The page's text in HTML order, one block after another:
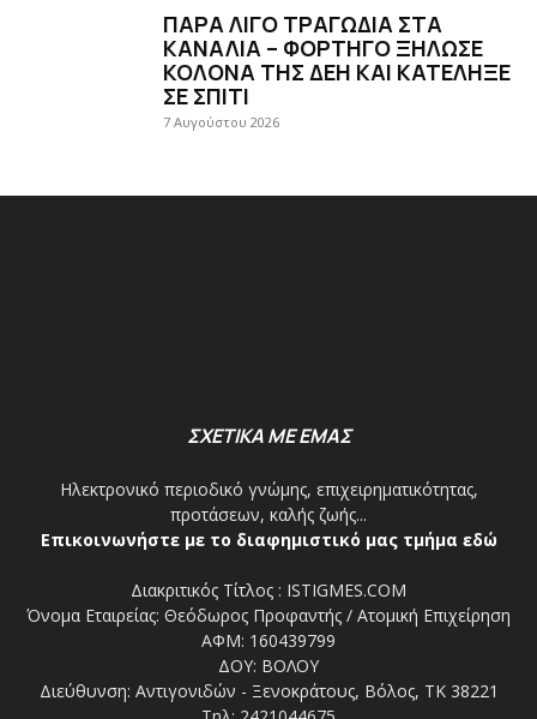
ΠΑΡΑ ΛΙΓΟ ΤΡΑΓΩΔΙΑ ΣΤΑ
ΚΑΝΑΛΙΑ – ΦΟΡΤΗΓΟ ΞΗΛΩΣΕ
ΚΟΛΟΝΑ ΤΗΣ ΔΕΗ ΚΑΙ ΚΑΤΕΛΗΞΕ
ΣΕ ΣΠΙΤΙ
7 Αυγούστου 2026
ΣΧΕΤΙΚΑ ΜΕ ΕΜΑΣ
Ηλεκτρονικό περιοδικό γνώμης, επιχειρηματικότητας,
προτάσεων, καλής ζωής...
Επικοινωνήστε με το διαφημιστικό μας τμήμα εδώ
Διακριτικός Τίτλος : ISTIGMES.COM
Όνομα Εταιρείας: Θεόδωρος Προφαντής / Ατομική Επιχείρηση
ΑΦΜ: 160439799
ΔΟΥ: ΒΟΛΟΥ
Διεύθυνση: Αντιγονιδών - Ξενοκράτους, Βόλος, ΤΚ 38221